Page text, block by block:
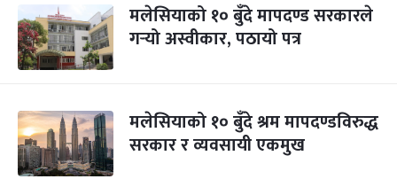
मलेसियाको १० बुँदे मापदण्ड सरकारले
गर्‍यो अस्वीकार, पठायो पत्र
मलेसियाको १० बुँदे श्रम मापदण्डविरुद्ध
सरकार र व्यवसायी एकमुख